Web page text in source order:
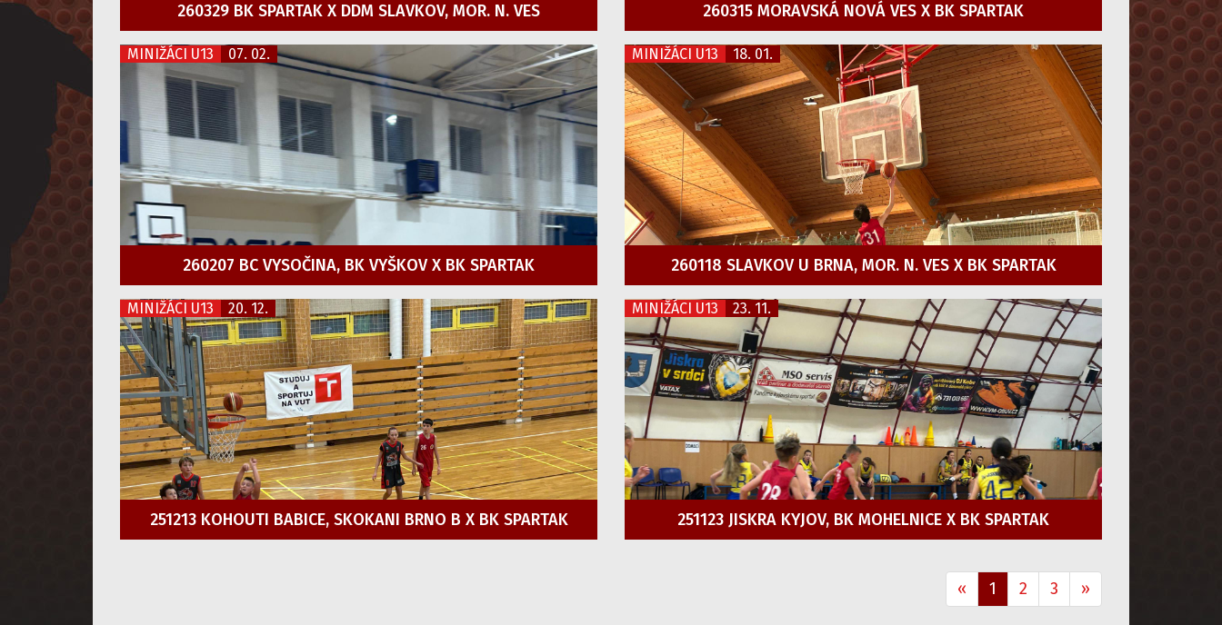
260329 BK SPARTAK X DDM SLAVKOV, MOR. N. VES 260315 MORAVSKÁ NOVÁ VES X BK SPARTAK
MINIŽÁCI U13 07. 02.
260207 BC VYSOČINA, BK VYŠKOV X BK SPARTAK
MINIŽÁCI U13 18. 01.
260118 SLAVKOV U BRNA, MOR. N. VES X BK SPARTAK
MINIŽÁCI U13 20. 12.
251213 KOHOUTI BABICE, SKOKANI BRNO B X BK SPARTAK
MINIŽÁCI U13 23. 11.
251123 JISKRA KYJOV, BK MOHELNICE X BK SPARTAK
« 1 2 3 »